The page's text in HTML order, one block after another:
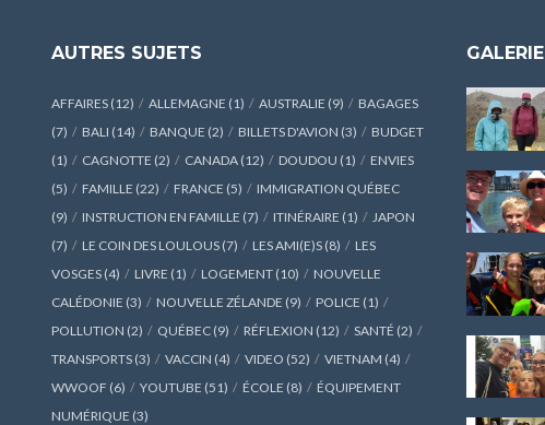
AUTRES SUJETS
AFFAIRES (12) ALLEMAGNE (1) AUSTRALIE (9)
BAGAGES
(7)
BALI (14) BANQUE (2) BILLETS D'AVION (3)
BUDGET
(1)
CAGNOTTE (2) CANADA (12) DOUDOU (1)
ENVIES
(5)
FAMILLE (22) FRANCE (5)
IMMIGRATION QUÉBEC
(9)
INSTRUCTION EN FAMILLE (7) ITINÉRAIRE (1)
JAPON
(7)
LE COIN DES LOULOUS (7) LES AMI(E)S (8)
LES
VOSGES (4) LIVRE (1) LOGEMENT (10)
NOUVELLE
CALÉDONIE (3) NOUVELLE ZÉLANDE (9) POLICE (1)
POLLUTION (2) QUÉBEC (9) RÉFLEXION (12) SANTÉ (2)
TRANSPORTS (3) VACCIN (4) VIDEO (52) VIETNAM (4)
WWOOF (6) YOUTUBE (51) ÉCOLE (8)
ÉQUIPEMENT
NUMÉRIQUE (3)
GALERIE